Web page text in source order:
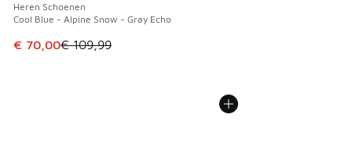
Heren Schoenen
Cool Blue - Alpine Snow - Gray Echo
Dit artikel is in de uitverkoop. Dit artikel is in de
€ 70,00€ 109,99